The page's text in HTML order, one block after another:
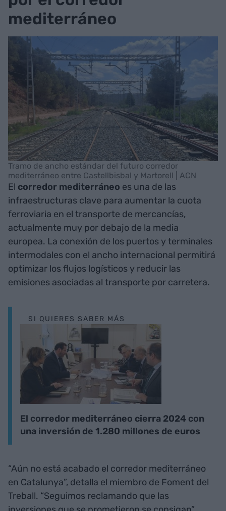
mediterráneo
Tramo de ancho estándar del futuro corredor
mediterráneo entre Castellbisbal y Martorell | ACN
El corredor mediterráneo es una de las
infraestructuras clave para aumentar la cuota
ferroviaria en el transporte de mercancías,
actualmente muy por debajo de la media
europea. La conexión de los puertos y terminales
intermodales con el ancho internacional permitirá
optimizar los flujos logísticos y reducir las
emisiones asociadas al transporte por carretera.
SI QUIERES SABER MÁS
El corredor mediterráneo cierra 2024 con
una inversión de 1.280 millones de euros
“Aún no está acabado el corredor mediterráneo
en Catalunya”, detalla el miembro de Foment del
Treball. “Seguimos reclamando que las